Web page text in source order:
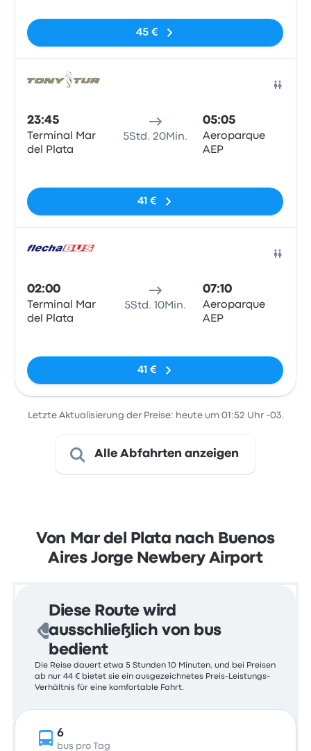
45 €
23:45
Terminal Mar
del Plata
5Std. 20Min.
05:05
Aeroparque
AEP
41 €
02:00
Terminal Mar
del Plata
5Std. 10Min.
07:10
Aeroparque
AEP
41 €
Letzte Aktualisierung der Preise: heute um 01:52 Uhr -03.
Alle Abfahrten anzeigen
Von Mar del Plata nach Buenos
Aires Jorge Newbery Airport
Diese Route wird
ausschließlich von bus
bedient
Die Reise dauert etwa 5 Stunden 10 Minuten, und bei Preisen
ab nur 44 € bietet sie ein ausgezeichnetes Preis-Leistungs-
Verhältnis für eine komfortable Fahrt.
6
bus pro Tag